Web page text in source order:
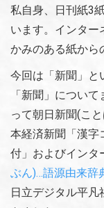
私自身、日刊紙3
います。インター
かみのある紙から
今回は「新聞」と
「新聞」につい
って朝日新聞(こ
本経済新聞「漢字
付」およびインタ
ぶん)…語源由来辞
日立デジタル平